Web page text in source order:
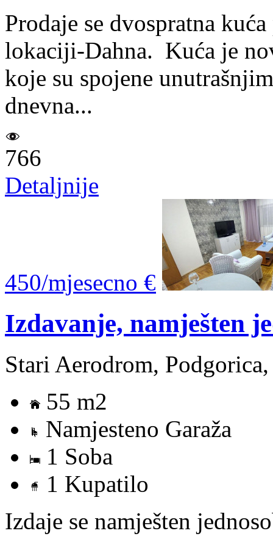
Prodaje se dvospratna
lokaciji-Dahna. Kuća je
koje su spojene
dnevna...
766
Detaljnije
450/mjesecno €
Izdavanje, namješten
Stari Aerodrom,
55 m2
Namjesteno Garaža
1 Soba
1 Kupatilo
Izdaje se namješten